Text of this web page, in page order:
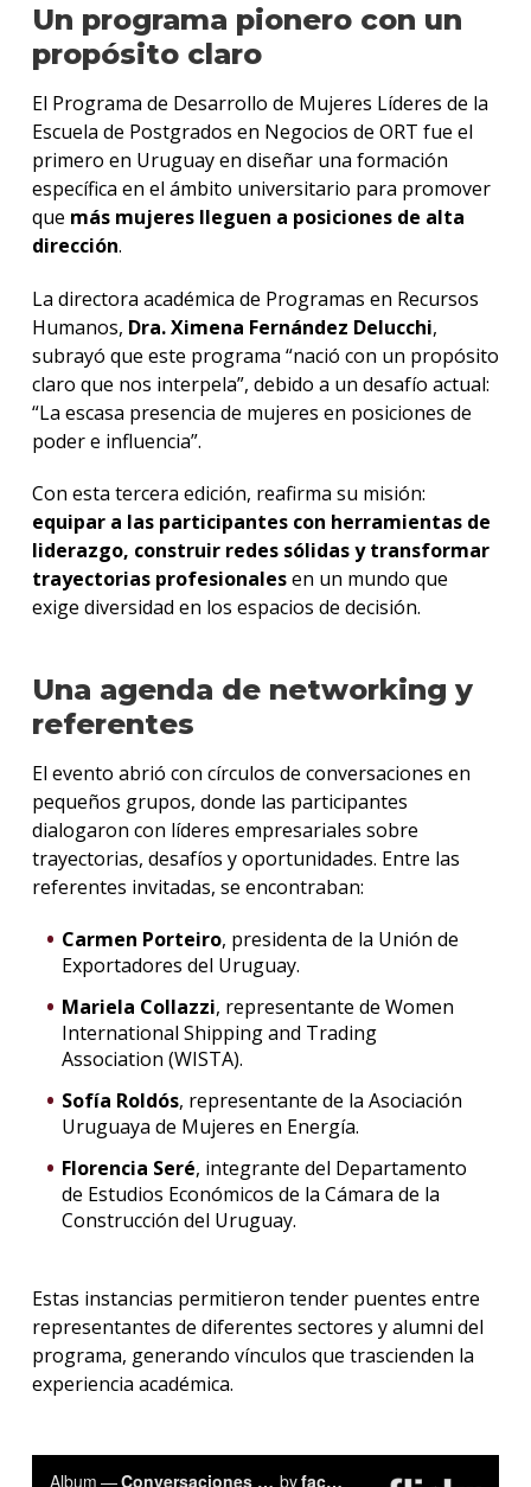
Un programa pionero con un
propósito claro
El Programa de Desarrollo de Mujeres Líderes de la
Escuela de Postgrados en Negocios de ORT fue el
primero en Uruguay en diseñar una formación
específica en el ámbito universitario para promover
que más mujeres lleguen a posiciones de alta
dirección.
La directora académica de Programas en Recursos
Humanos, Dra. Ximena Fernández Delucchi,
subrayó que este programa “nació con un propósito
claro que nos interpela”, debido a un desafío actual:
“La escasa presencia de mujeres en posiciones de
poder e influencia”.
Con esta tercera edición, reafirma su misión:
equipar a las participantes con herramientas de
liderazgo, construir redes sólidas y transformar
trayectorias profesionalesen un mundo que
exige diversidad en los espacios de decisión.
Una agenda de networking y
referentes
El evento abrió con círculos de conversaciones en
pequeños grupos, donde las participantes
dialogaron con líderes empresariales sobre
trayectorias, desafíos y oportunidades. Entre las
referentes invitadas, se encontraban:
Carmen Porteiro, presidenta de la Unión de
Exportadores del Uruguay.
Mariela Collazzi, representante de Women
International Shipping and Trading
Association (WISTA).
Sofía Roldós, representante de la Asociación
Uruguaya de Mujeres en Energía.
Florencia Seré, integrante del Departamento
de Estudios Económicos de la Cámara de la
Construcción del Uruguay.
Estas instancias permitieron tender puentes entre
representantes de diferentes sectores y alumni del
programa, generando vínculos que trascienden la
experiencia académica.